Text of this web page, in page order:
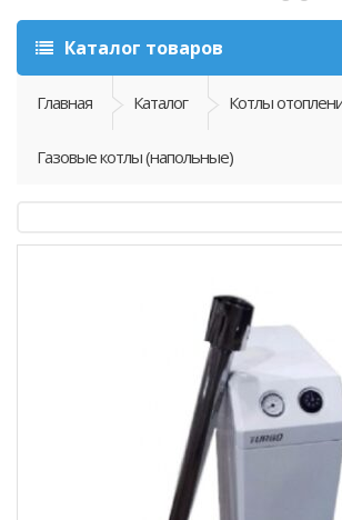
Каталог товаров
Главная Каталог Котлы
Газовые котлы (напольные)